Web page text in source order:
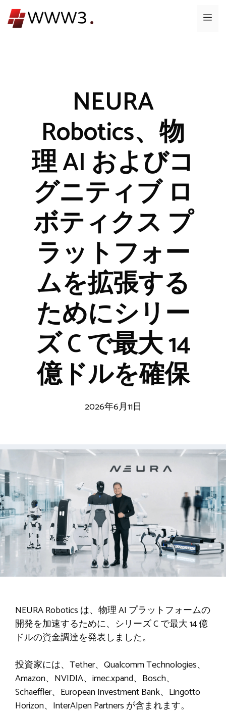
ン
メ
NEURA
Robotics、物
理 AI およびコ
グニティブ ロ
ボティクス プ
ラットフォー
ムを拡張する
ためにシリー
ズ C で最大 14
億ドルを確保
2026年6月11日
NEURA Robotics は、物理 AI プラットフォームの
開発を加速するために、シリーズ C で最大 14 億
ドルの資金調達を発表しました。
投資家には、Tether、Qualcomm Technologies、
Amazon、NVIDIA、imec.xpand、Bosch、
Schaeffler、European Investment Bank、Lingotto
Horizo​​n、InterAlpen Partners が含まれます。